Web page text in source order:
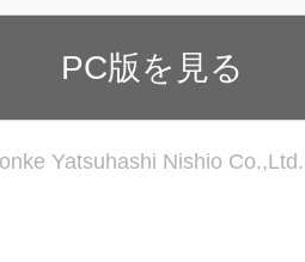
PC版を見る
Yatsuhashi Nishio